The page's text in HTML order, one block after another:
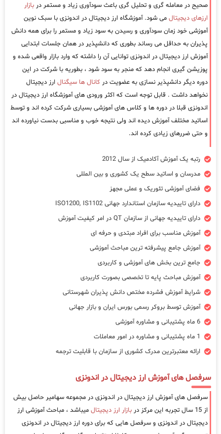
صحیح در معامله گری و تحلیل گری باعث سودآوری زیاد و مستمر در بازار
ارزهای دیجیتال می شود. آموزشگاه ارز دیجیتال در اندونزی با سبک نوین
آموزشی خود زمان سودآوری و رسیدن به سود زیاد و مستمر را برای همه دانش
پذیران به حداقل می رساند بطوری که دانشپذیر در همان جلسات ابتدایی
آموزش ارز دیجیتال در اندونزی توانایی آن را داشته که وارد بازار واقعی شده و
پوزیشن گیری انجام دهد که منجر به سود شود ، بطوریه با شرکت در این
دوره دیگر دانشپذیر نسازی به عضویت در کانال ها سیگنال ارز دیجیتال
نخواهد داشت . قابل توجه است که اکثر ورودی های آموزشگاه ارز دیجیتال در
اندونزی قبلا در دوره ها و کلاس های آموزشی بسیاری شرکت کرده اند و توسط
اساتید مختلف آموزش دیده اند ولی نتیجه خوب و مناسبی بدست نیاورده اند
و حتی ضررهای زیادی کرده اند.
رتبه یک آموزش آکادمیک از سال 2012
مدرسان و اساتید سطح یک کشوری و بین المللی
فضای آموزشی تئوریک و عملی مجهز
دارای تاییدیه سازمان استاندارد جهانی ISO1200, IS1102
دارای تاییدیه جهانی از سازمان QT در امر کیفیت آموزش
آموزش مناسب برای افراد مبتدی و حرفه ای
آموزش جامع پیشرفته ترین مباحث آموزشی
جامع ترین بخش های آموزشی و کاربردی
آموزش مباحث پایه تا تخصصی بصورت کاربردی
شرایط آموزش فشرده مختص دانش پذیران شهرستانی
آموزش توسط بروکر رسمی بورس ایران و بازار جهانی
6 ماه پشتیبانی و مشاوره آموزشی
1 ماه پشتیبانی و مشاوره در امور معاملات
ارائه معتبرترین مدرک کشوری از سازمان با قابلیت ترجمه
سرفصل های آموزش ارز دیجیتال در اندونزی
سرفصل های آموزش ارز دیجیتال در اندونزی در مجموعه سهامیر حاصل بیش
از 15 سال تجربه این مرکز در
بازار ارز دیجیتال میباشد ، مباحث آموزشی ارز
دیجیتال در اندونزی و سرفصل هایی که برای دوره ارز دیجیتال در اندونزی